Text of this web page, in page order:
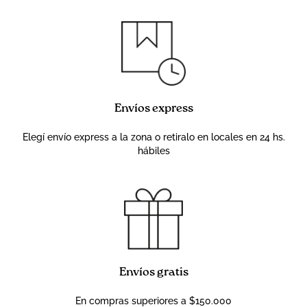
Envíos express
Elegí envío express a la zona o retiralo en locales en 24 hs.
hábiles
Envíos gratis
En compras superiores a $150.000